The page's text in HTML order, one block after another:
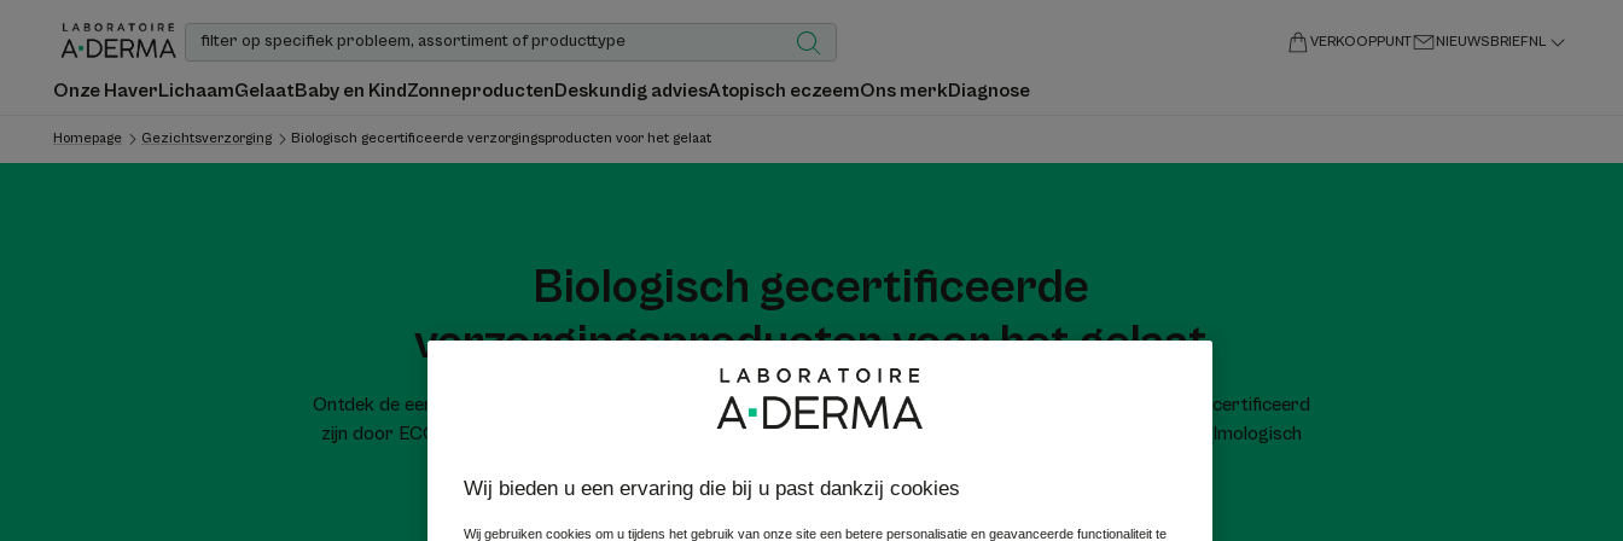
VERKOOPPUNT NIEUWSBRIEFNL
Onze HaverLichaamGelaatBaby en KindZonneproductenDeskundig adviesAtopisch eczeemOns merkDiagnose
Homepage Gezichtsverzorging Biologisch gecertificeerde verzorgingsproducten voor het gelaat
Biologisch gecertificeerde
verzorgingsproducten voor het gelaat
Ontdek de eerste biologische en dermatologische gelaatsverzorgingsproducten die COSMOS ORGANIC-gecertificeerd
zijn door ECOCERT. Deze producten zijn ongeparfumeerd en werden getest onder dermatologisch en oftalmologisch
Wij bieden u een ervaring die bij u past dankzij cookies
Wij gebruiken cookies om u tijdens het gebruik van onze site een betere personalisatie en geavanceerde functionaliteit te